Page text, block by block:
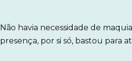
Não havia necessidade de
presença, por si só, bastou para